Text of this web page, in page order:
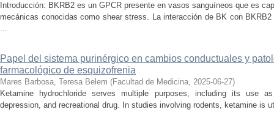
Introducción: BKRB2 es un GPCR presente en vasos sanguíneos que es
mecánicas conocidas como shear stress. La interacción de BK con
...
Papel del sistema purinérgico en cambios conductuales y
farmacológico de esquizofrenia
Mares Barbosa, Teresa Belem (Facultad de Medicina, 2025-06-27)
Ketamine hydrochloride serves multiple purposes, including its use
depression, and recreational drug. In studies involving rodents, ketamine is